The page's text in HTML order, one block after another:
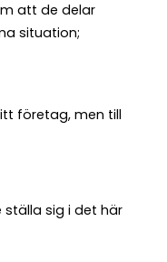
att de delar
situation;
företag, men till
ställa sig i det här